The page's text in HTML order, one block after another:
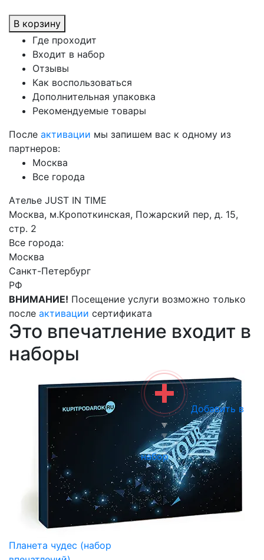
В корзину
Где проходит
Входит в набор
Отзывы
Как воспользоваться
Дополнительная упаковка
Рекомендуемые товары
После активации мы запишем вас к одному из
партнеров:
Москва
Все города
Ателье JUST IN TIME
Москва, м.Кропоткинская, Пожарский пер, д. 15,
стр. 2
Все города:
Москва
Санкт-Петербург
РФ
ВНИМАНИЕ! Посещение услуги возможно только
после активации сертификата
Это впечатление входит в
наборы
Планета чудес (набор
Добавить в
набор